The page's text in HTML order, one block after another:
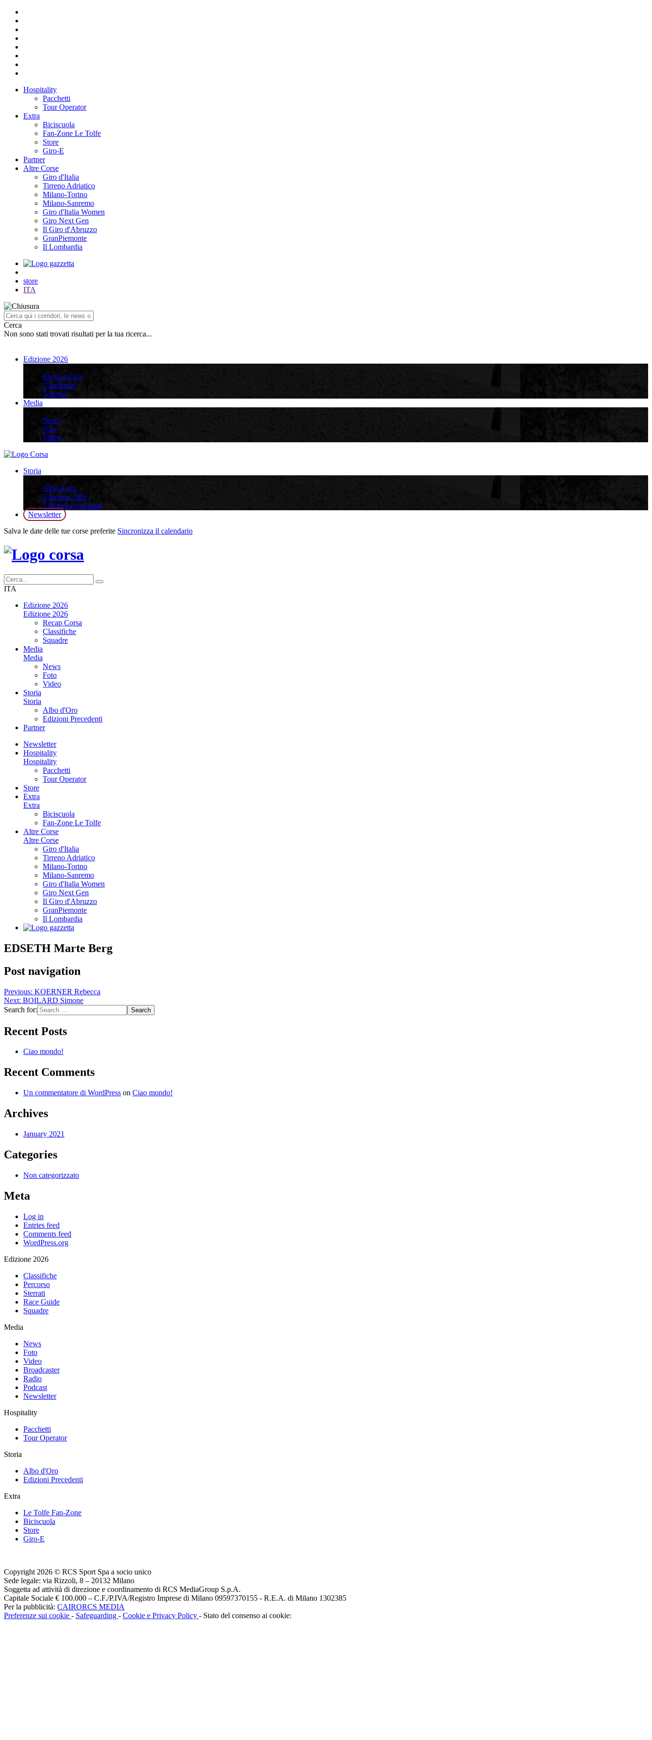
Hospitality
Pacchetti
Tour Operator
Extra
Biciscuola
Fan-Zone Le Tolfe
Store
Giro-E
Partner
Altre Corse
Giro d'Italia
Tirreno Adriatico
Milano-Torino
Milano-Sanremo
Giro d'Italia Women
Giro Next Gen
Il Giro d'Abruzzo
GranPiemonte
Il Lombardia
store
ITA
Cerca
Non sono stati trovati risultati per la tua ricerca...
Edizione 2026
Recap Corsa
Classifiche
Squadre
Media
News
Foto
Video
Storia
Albo d’oro
Edizione 2026
Edizioni Precedenti
Newsletter
Salva le date delle tue corse preferite Sincronizza il calendario
ITA
Edizione 2026
Edizione 2026
Recap Corsa
Classifiche
Squadre
Media
Media
News
Foto
Video
Storia
Storia
Albo d'Oro
Edizioni Precedenti
Partner
Newsletter
Hospitality
Hospitality
Pacchetti
Tour Operator
Store
Extra
Extra
Biciscuola
Fan-Zone Le Tolfe
Altre Corse
Altre Corse
Giro d'Italia
Tirreno Adriatico
Milano-Torino
Milano-Sanremo
Giro d'Italia Women
Giro Next Gen
Il Giro d'Abruzzo
GranPiemonte
Il Lombardia
EDSETH Marte Berg
Post navigation
Previous: KOERNER Rebecca
Next: BOILARD Simone
Search for:
Recent Posts
Ciao mondo!
Recent Comments
Un commentatore di WordPress on Ciao mondo!
Archives
January 2021
Categories
Non categorizzato
Meta
Log in
Entries feed
Comments feed
WordPress.org
Edizione 2026
Classifiche
Percorso
Sterrati
Race Guide
Squadre
Media
News
Foto
Video
Broadcaster
Radio
Podcast
Newsletter
Hospitality
Pacchetti
Tour Operator
Storia
Albo d'Oro
Edizioni Precedenti
Extra
Le Tolfe Fan-Zone
Biciscuola
Store
Giro-E
Copyright 2026 © RCS Sport Spa a socio unico
Sede legale: via Rizzoli, 8 – 20132 Milano
Soggetta ad attività di direzione e coordinamento di RCS MediaGroup S.p.A.
Capitale Sociale € 100.000 – C.F./P.IVA/Registro Imprese di Milano 09597370155 - R.E.A. di Milano 1302385
Per la pubblicità: CAIRORCS MEDIA
Preferenze sui cookie - Safeguarding - Cookie e Privacy Policy - Stato del consenso ai cookie: